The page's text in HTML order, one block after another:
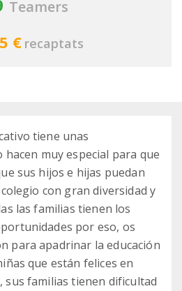
Teamers
€ recaptats
tiene unas
muy especial para que
sus hijos e hijas puedan
con gran diversidad y
las familias tienen los
por eso, os
para apadrinar la educación
que están felices en
familias tienen dificultad